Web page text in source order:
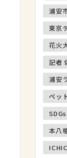
浦安
東京
花火
記者
浦安
ペッ
SDGs
本八